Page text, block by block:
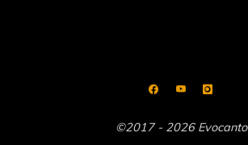
©2017 - 2026 Evocanto